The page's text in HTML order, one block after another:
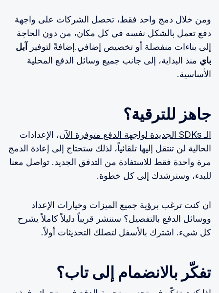
ومن خلال دمج واحد فقط، تحصل الشركات على واجهة
دفع تعمل بالشكل نفسه في كل مكان، من دون الحاجة
إلى بناءات منفصلة أو تخصيص إضافي.إضافةً لتوفير
آبل
باي منذ البداية، إلى جانب جميع وسائل الدفع المحلية
الأساسية.
جاهز للترقية؟
الـ SDKs الجديدة لواجهة الدفع متوفرة الآن
، الإعدادات
الحالية لن تنتقل إليها تلقائياً، لذلك ستحتاج إلى إعادة الدمج
مرة واحدة فقط للاستفادة من التدفق الجديد. تواصل معنا
للبدء، وسنرشدك إلى كل خطوة.
ان كنت ترغب برؤية جميع الميزات وخيارات الإعداد
ووسائل الدفع بالتفصيل؟ سننشر قريباً دليلاً كاملاً يشرح
كل شيء. اشترك بالأسفل لتصلك التحديثات أولاً.
تفكّر بالانضمام إلى تاب؟